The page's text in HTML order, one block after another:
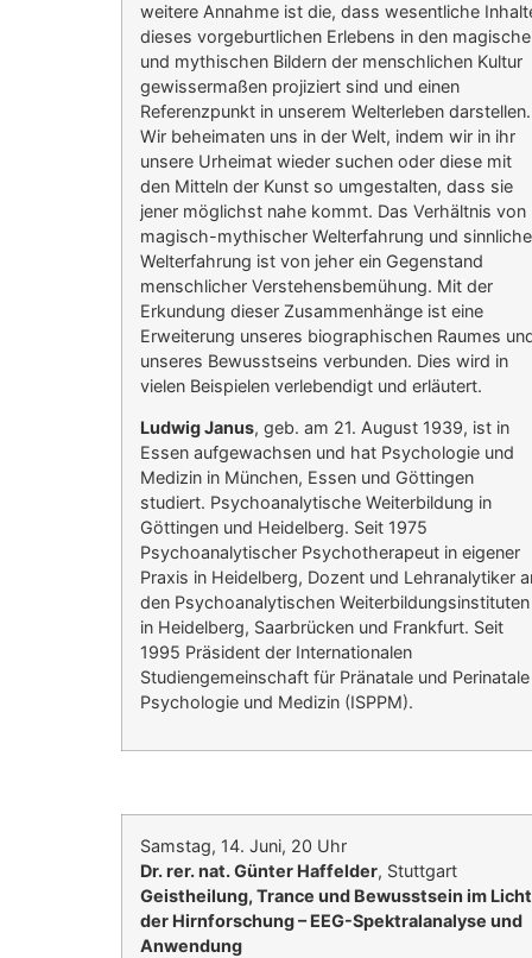
weitere Annahme ist die, dass wesentliche
dieses vorgeburtlichen Erlebens in den
und mythischen Bildern der menschlichen Kultur
gewissermaßen projiziert sind und einen
Referenzpunkt in unserem Welterleben darstellen.
Wir beheimaten uns in der Welt, indem wir in ihr
unsere Urheimat wieder suchen oder diese mit
den Mitteln der Kunst so umgestalten, dass sie
jener möglichst nahe kommt. Das Verhältnis von
magisch-mythischer Welterfahrung und
Welterfahrung ist von jeher ein Gegenstand
menschlicher Verstehensbemühung. Mit der
Erkundung dieser Zusammenhänge ist eine
Erweiterung unseres biographischen Raumes
unseres Bewusstseins verbunden. Dies wird in
vielen Beispielen verlebendigt und erläutert.
Ludwig Janus, geb. am 21. August 1939, ist in
Essen aufgewachsen und hat Psychologie und
Medizin in München, Essen und Göttingen
studiert. Psychoanalytische Weiterbildung in
Göttingen und Heidelberg. Seit 1975
Psychoanalytischer Psychotherapeut in eigener
Praxis in Heidelberg, Dozent und Lehranalytiker
den Psychoanalytischen Weiterbildungsinstituten
in Heidelberg, Saarbrücken und Frankfurt. Seit
1995 Präsident der Internationalen
Studiengemeinschaft für Pränatale und Perinatale
Psychologie und Medizin (ISPPM).
Samstag, 14. Juni, 20 Uhr
Dr. rer. nat. Günter Haffelder, Stuttgart
Geistheilung, Trance und Bewusstsein im Licht
der Hirnforschung – EEG-Spektralanalyse und
Anwendung